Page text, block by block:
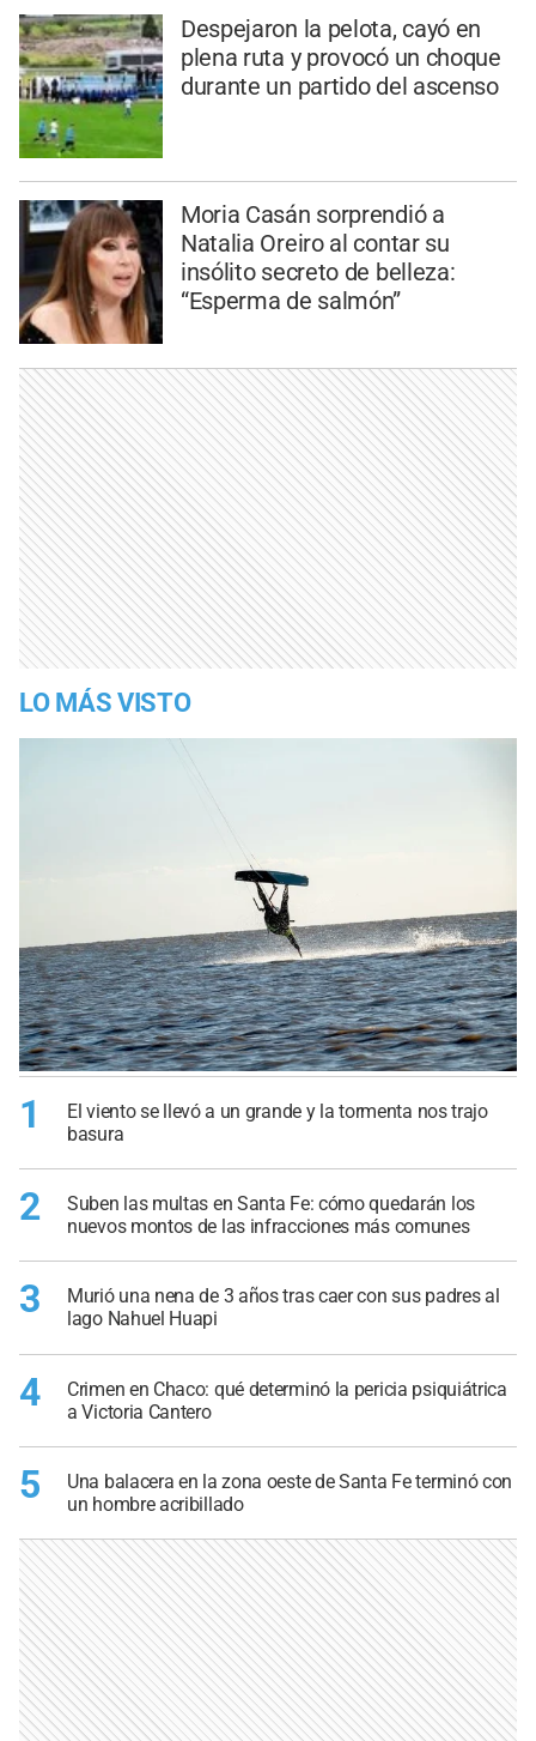
Despejaron la pelota, cayó en
plena ruta y provocó un choque
durante un partido del ascenso
Moria Casán sorprendió a
Natalia Oreiro al contar su
insólito secreto de belleza:
“Esperma de salmón”
LO MÁS VISTO
1
El viento se llevó a un grande y la tormenta nos trajo
basura
2
Suben las multas en Santa Fe: cómo quedarán los
nuevos montos de las infracciones más comunes
3
Murió una nena de 3 años tras caer con sus padres al
lago Nahuel Huapi
4
Crimen en Chaco: qué determinó la pericia psiquiátrica
a Victoria Cantero
5
Una balacera en la zona oeste de Santa Fe terminó con
un hombre acribillado